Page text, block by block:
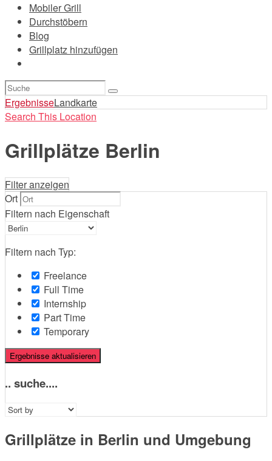
Mobiler Grill
Durchstöbern
Blog
Grillplatz hinzufügen
Suchen
nach:
ErgebnisseLandkarte
Search This Location
Grillplätze Berlin
Filter anzeigen
Ort
Filtern nach Eigenschaft
Filtern nach Typ:
Freelance
Full Time
Internship
Part Time
Temporary
Ergebnisse aktualisieren
.. suche....
Sort
Grillplätze in Berlin und Umgebung